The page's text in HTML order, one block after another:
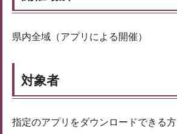
県内全域（アプリによる開催）
対象者
指定のアプリをダウンロードできる方